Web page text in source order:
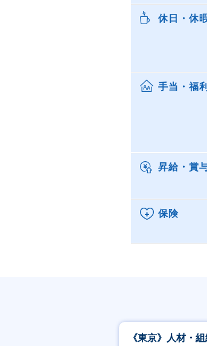
休日・休
手当・福
昇給・賞
保険
《東京》人材・